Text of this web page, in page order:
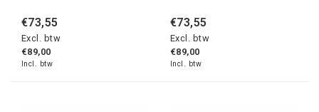
€73,55
Excl. btw
€89,00
Incl. btw
€73,55
Excl. btw
€89,00
Incl. btw